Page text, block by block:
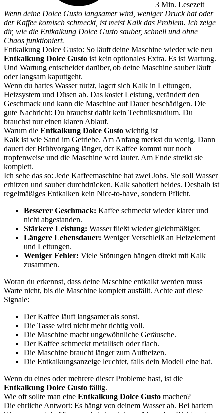
3 Min. Lesezeit
Wenn deine Dolce Gusto langsamer wird, weniger Druck hat oder
der Kaffee komisch schmeckt, ist meist Kalk das Problem. Ich zeige
dir, wie die Entkalkung Dolce Gusto sauber, schnell und ohne
Chaos funktioniert.
Entkalkung Dolce Gusto: So läuft deine Maschine wieder wie neu
Entkalkung Dolce Gusto ist kein optionales Extra. Es ist Wartung.
Und Wartung entscheidet darüber, ob deine Maschine sauber läuft
oder langsam kaputtgeht.
Wenn du hartes Wasser nutzt, lagert sich Kalk in Leitungen,
Heizsystem und Düsen ab. Das kostet Leistung, verändert den
Geschmack und kann die Maschine auf Dauer beschädigen. Die
gute Nachricht: Du brauchst dafür kein Technikstudium. Du
brauchst nur einen klaren Ablauf.
Warum die Entkalkung Dolce Gusto wichtig ist
Kalk ist wie Sand im Getriebe. Am Anfang merkst du wenig. Dann
dauert der Brühvorgang länger, der Kaffee kommt nur noch
tropfenweise und die Maschine wird lauter. Am Ende streikt sie
komplett.
Ich sehe das so: Jede Kaffeemaschine hat zwei Jobs. Sie soll Wasser
erhitzen und sauber durchdrücken. Kalk sabotiert beides. Deshalb ist
regelmäßiges Entkalken kein Nice-to-have, sondern Pflicht.
Besserer Geschmack: Kaffee schmeckt wieder klarer und
nicht abgestanden.
Stärkere Leistung: Wasser fließt wieder gleichmäßiger.
Längere Lebensdauer: Weniger Verschleiß an Heizelement
und Leitungen.
Weniger Fehler: Viele Störungen hängen direkt mit Kalk
zusammen.
Woran du erkennst, dass deine Maschine entkalkt werden muss
Warte nicht, bis die Maschine komplett ausfällt. Achte auf diese
Signale:
Der Kaffee läuft langsamer als sonst.
Die Tasse wird nicht mehr richtig voll.
Die Maschine macht ungewöhnliche Geräusche.
Der Kaffee schmeckt metallisch oder flach.
Die Maschine braucht länger zum Aufheizen.
Die Entkalkungsanzeige leuchtet, falls dein Modell eine hat.
Wenn du eines oder mehrere dieser Probleme hast, ist die
Entkalkung Dolce Gusto fällig.
Wie oft sollte man eine Entkalkung Dolce Gusto machen?
Die ehrliche Antwort: Es hängt von deinem Wasser ab. Bei hartem